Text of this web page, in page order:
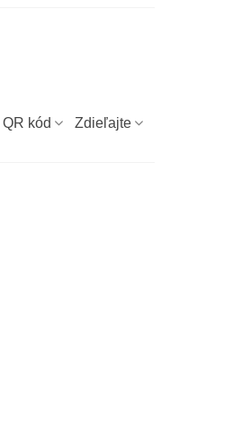
QR kód Zdieľajte